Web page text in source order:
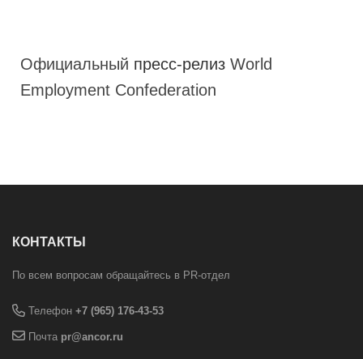
Официальный пресс-релизWorld
Employment Confederation
КОНТАКТЫ
По всем вопросам обращайтесь в PR-отдел
Телефон +7 (965) 176-43-53
Почта pr@ancor.ru